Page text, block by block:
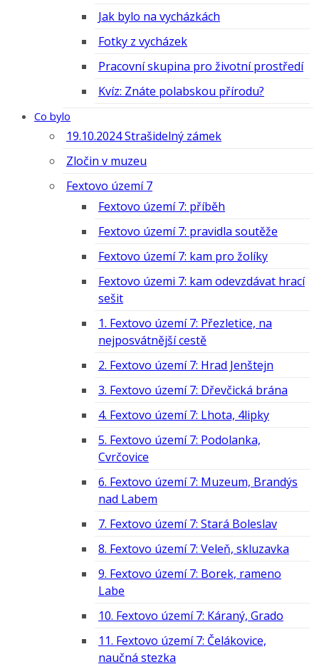
Jak bylo na vycházkách
Fotky z vycházek
Pracovní skupina pro životní prostředí
Kvíz: Znáte polabskou přírodu?
Co bylo
19.10.2024 Strašidelný zámek
Zločin v muzeu
Fextovo území 7
Fextovo území 7: příběh
Fextovo území 7: pravidla soutěže
Fextovo území 7: kam pro žolíky
Fextovo územi 7: kam odevzdávat hrací
sešit
1. Fextovo území 7: Přezletice, na
nejposvátnější cestě
2. Fextovo území 7: Hrad Jenštejn
3. Fextovo území 7: Dřevčická brána
4. Fextovo území 7: Lhota, 4lipky
5. Fextovo území 7: Podolanka,
Cvrčovice
6. Fextovo území 7: Muzeum, Brandýs
nad Labem
7. Fextovo území 7: Stará Boleslav
8. Fextovo území 7: Veleň, skluzavka
9. Fextovo území 7: Borek, rameno
Labe
10. Fextovo území 7: Káraný, Grado
11. Fextovo území 7: Čelákovice,
naučná stezka